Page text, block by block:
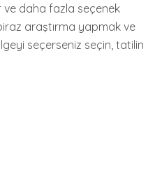
daha fazla seçenek
araştırma yapmak ve
seçerseniz seçin, tatilin